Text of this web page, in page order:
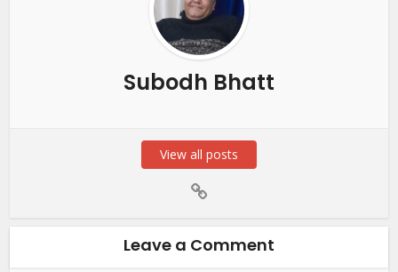
Subodh Bhatt
View all posts
Leave a Comment